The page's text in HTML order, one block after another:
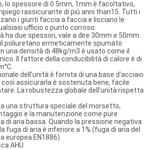
lo spessore di 0.5mm, 1mm è facoltativo,
rassicurante di più anni than15. Tutti i
i giunti faccia a faccia e lisciano le
ufficio o punto corroso.
ha due spessori, vale a dire 30mm e 50mm.
il poliuretano ermeticamente spumato
una densità di 48kg/m3 è usato come il
Il fattore della conducibilità di calore è di
dell'unità è fornita di una base d'acciaio
così assicurarla è sostenuta bene, facile
La robustezza globale dell'unità rispetta
una struttura speciale del morsetto,
e la manutenzione come pure
di aria bassa. Quando la pressione negativa
fuga di aria è inferiore a 1% (fuga di aria del
europea EN1886).
AHU